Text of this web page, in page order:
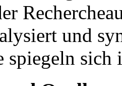
und
spiegeln